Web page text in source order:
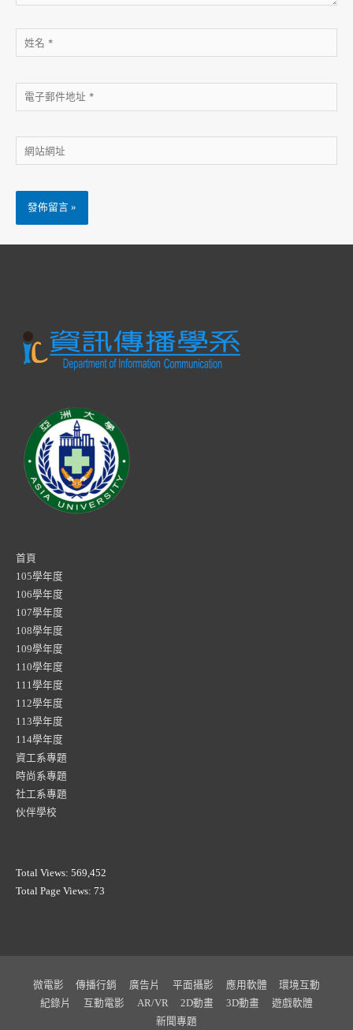
首頁
105學年度
106學年度
107學年度
108學年度
109學年度
110學年度
111學年度
112學年度
113學年度
114學年度
資工系專題
時尚系專題
社工系專題
伙伴學校
Total Views: 569,452
Total Page Views: 73
微電影 傳播行銷 廣告片 平面攝影 應用軟體
環境互動
紀錄片
互動電影 AR/VR 2D動畫 3D動畫
遊戲軟體
新聞專題